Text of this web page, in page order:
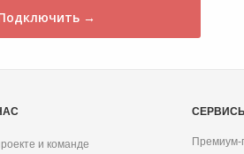
→
и команде
Премиум-